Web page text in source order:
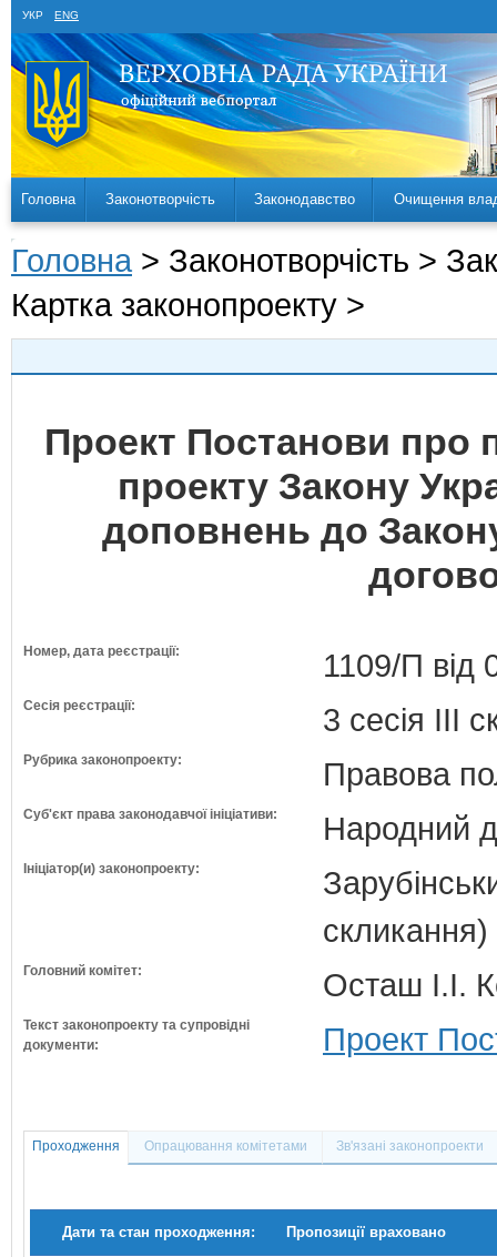
УКР ENG
Головна Законотворчість Законодавство Очищення
Головна > Законотворчість >
Картка законопроекту >
Проект Постанови про
проекту Закону
доповнень до
Номер, дата реєстрації: 1109/П від
Сесія реєстрації: 3 сесія III
Рубрика законопроекту: Правова
Суб'єкт права законодавчої ініціативи: Народний
Ініціатор(и) законопроекту:
скликання)
Головний комітет: Осташ І.І.
Текст законопроекту та супровідні
документи:
Проект
Проходження Опрацювання комітетами Зв'язані законопроекти
Дати та стан проходження: Пропозиції враховано